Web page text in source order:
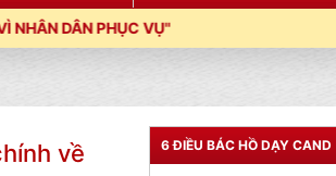
về
6 ĐIỀU BÁC HỒ DẠY CAND
TƯ
NGƯỜI CÔNG AN